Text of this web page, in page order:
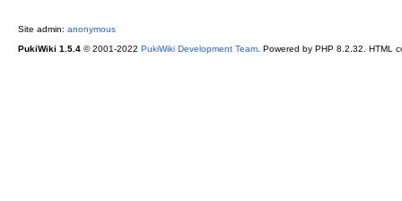
Site admin: anonymous
PukiWiki 1.5.4© 2001-2022 PukiWiki Development Team. Powered by PHP 8.2.32. HTML